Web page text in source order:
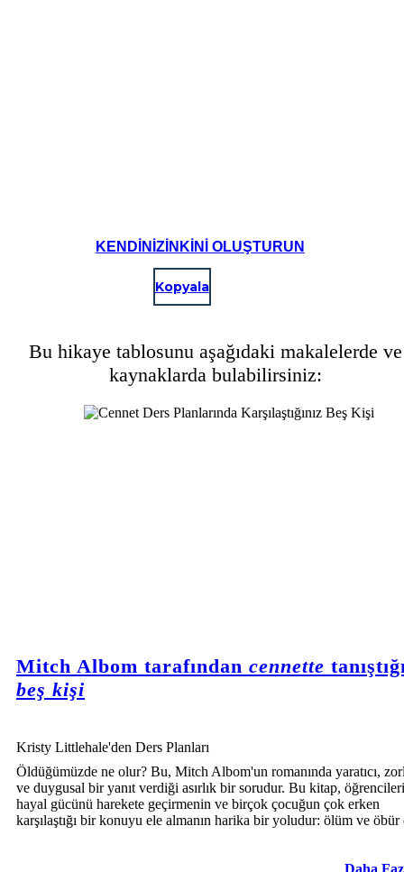
KENDINIZINKINI OLUŞTURUN
Kopyala
Bu hikaye tablosunu aşağıdaki makalelerde ve
kaynaklarda bulabilirsiniz:
Mitch Albom tarafından cennette
beş kişi
Kristy Littlehale'den Ders Planları
Öldüğümüzde ne olur? Bu, Mitch Albom'un romanında yaratıcı,
ve duygusal bir yanıt verdiği asırlık bir sorudur. Bu kitap,
hayal gücünü harekete geçirmenin ve birçok çocuğun çok erken
karşılaştığı bir konuyu ele almanın harika bir yoludur: ölüm ve öbür
Daha